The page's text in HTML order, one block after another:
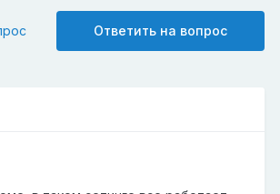
Ответить на вопрос